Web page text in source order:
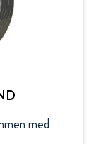
med